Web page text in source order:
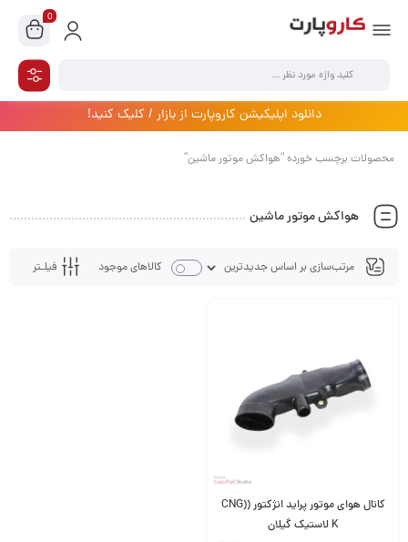
0
دانلود اپلیکیشن کاروپارت از بازار / کلیک کنید!
محصولات برچسب خورده “هواکش موتور ماشین”
هواکش موتور ماشین
فیلـتر کالاهای موجود
کانال هوای موتور پراید انژکتور (CNG)
K لاستیک گیلان